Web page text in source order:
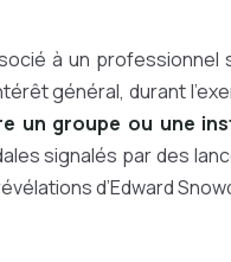
à un professionnel
général, durant
un groupe ou une
signalés par des
d’Edward